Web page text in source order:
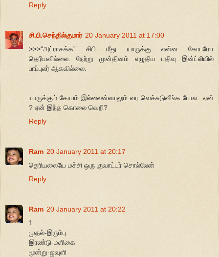
Reply
சி.பி.செந்தில்குமார் 20 January 2011 at 17:00
>>>“அட்ராசக்க” சிபி மீது யாருக்கு என்ன கோபமோ
தெரியவில்லை. நேற்று முன்தினம் எழுதிய பதிவு இன்ட்லியில்
பாப்புலர் ஆகவில்லை.
யாருக்கும் கோபம் இல்லைன்னாலும் வர வெச்சுடுவீங்க போல.. ஏன்
? ஏன் இந்த கொலை வெறி?
Reply
Ram 20 January 2011 at 20:17
தெரியலையே மச்சி ஒரு குவாட்டர் சொல்லேன்
Reply
Ram 20 January 2011 at 20:22
1.
முதல்-இரும்பு
இரண்டு-மளிகை
மூன்று-ஜவுளி